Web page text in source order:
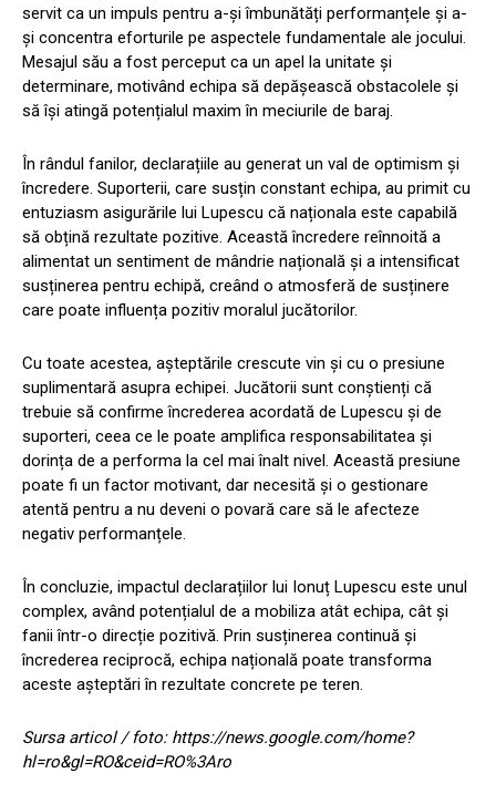
servit ca un impuls pentru a-și îmbunătăți performanțele și a-
și concentra eforturile pe aspectele fundamentale ale jocului.
Mesajul său a fost perceput ca un apel la unitate și
determinare, motivând echipa să depășească obstacolele și
să își atingă potențialul maxim în meciurile de baraj.
În rândul fanilor, declarațiile au generat un val de optimism și
încredere. Suporterii, care susțin constant echipa, au primit cu
entuziasm asigurările lui Lupescu că naționala este capabilă
să obțină rezultate pozitive. Această încredere reînnoită a
alimentat un sentiment de mândrie națională și a intensificat
susținerea pentru echipă, creând o atmosferă de susținere
care poate influența pozitiv moralul jucătorilor.
Cu toate acestea, așteptările crescute vin și cu o presiune
suplimentară asupra echipei. Jucătorii sunt conștienți că
trebuie să confirme încrederea acordată de Lupescu și de
suporteri, ceea ce le poate amplifica responsabilitatea și
dorința de a performa la cel mai înalt nivel. Această presiune
poate fi un factor motivant, dar necesită și o gestionare
atentă pentru a nu deveni o povară care să le afecteze
negativ performanțele.
În concluzie, impactul declarațiilor lui Ionuț Lupescu este unul
complex, având potențialul de a mobiliza atât echipa, cât și
fanii într-o direcție pozitivă. Prin susținerea continuă și
încrederea reciprocă, echipa națională poate transforma
aceste așteptări în rezultate concrete pe teren.
Sursa articol / foto: https://news.google.com/home?
hl=ro&gl=RO&ceid=RO%3Aro